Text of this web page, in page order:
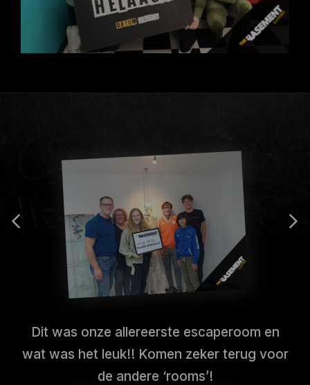
Dit was onze allereerste escaperoom en
wat was het leuk!! Komen zeker terug voor
de andere ‘rooms’!